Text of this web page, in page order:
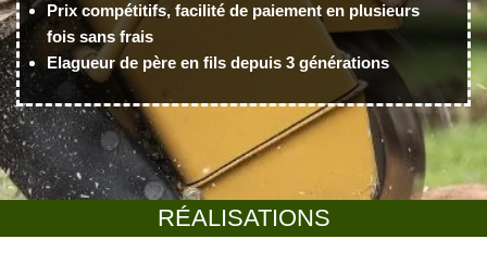
RÉALISATIONS
Prix compétitifs, facilité de paiement en plusieurs
fois sans frais
Elagueur de père en fils depuis 3 générations